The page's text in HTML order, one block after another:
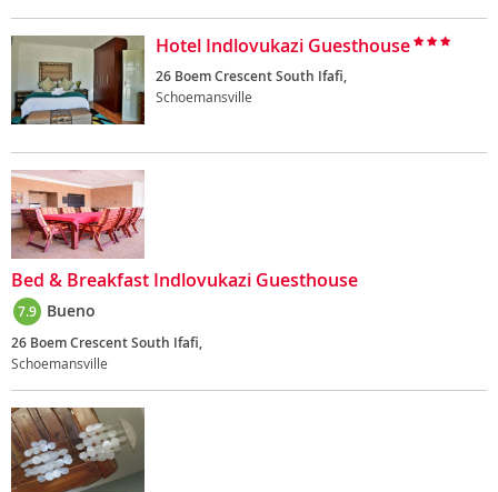
Hotel Indlovukazi Guesthouse
26 Boem Crescent South Ifafi,
Schoemansville
Bed & Breakfast Indlovukazi Guesthouse
7.9 Bueno
26 Boem Crescent South Ifafi,
Schoemansville